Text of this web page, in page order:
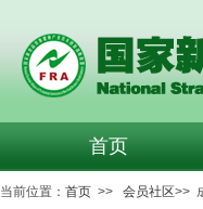
首页
当前位置： 首页 >> 会员社区>>